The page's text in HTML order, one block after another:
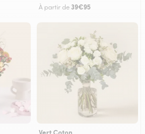
À partir de 39€95
Vert Coton